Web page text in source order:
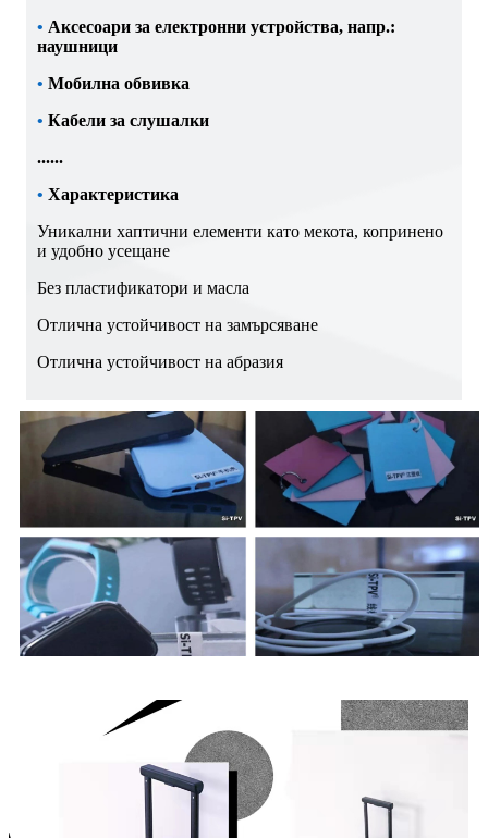
• Аксесоари за електронни устройства, напр.:
наушници
• Мобилна обвивка
• Кабели за слушалки
......
• Характеристика
Уникални хаптични елементи като мекота, копринено
и удобно усещане
Без пластификатори и масла
Отлична устойчивост на замърсяване
Отлична устойчивост на абразия